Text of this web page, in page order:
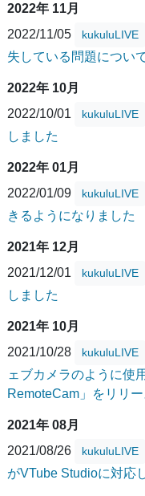
2022年 11月
2022/11/05
kukuluLIVE
失している問題につい
2022年 10月
2022/10/01
kukuluLIVE
しました
2022年 01月
2022/01/09
kukuluLIVE
きるようになりました
2021年 12月
2021/12/01
kukuluLIVE
しました
2021年 10月
2021/10/28
kukuluLIVE
ェブカメラのように使
RemoteCam」をリリ
2021年 08月
2021/08/26
kukuluLIVE
がVTube Studioに対応